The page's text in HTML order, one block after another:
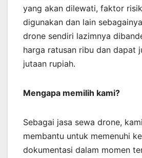
yang akan dilewati, faktor
digunakan dan lain
drone sendiri lazimnya
harga ratusan ribu dan dapat
jutaan rupiah.
Mengapa memilih kami?
Sebagai jasa sewa drone,
membantu untuk memenuhi
dokumentasi dalam momen